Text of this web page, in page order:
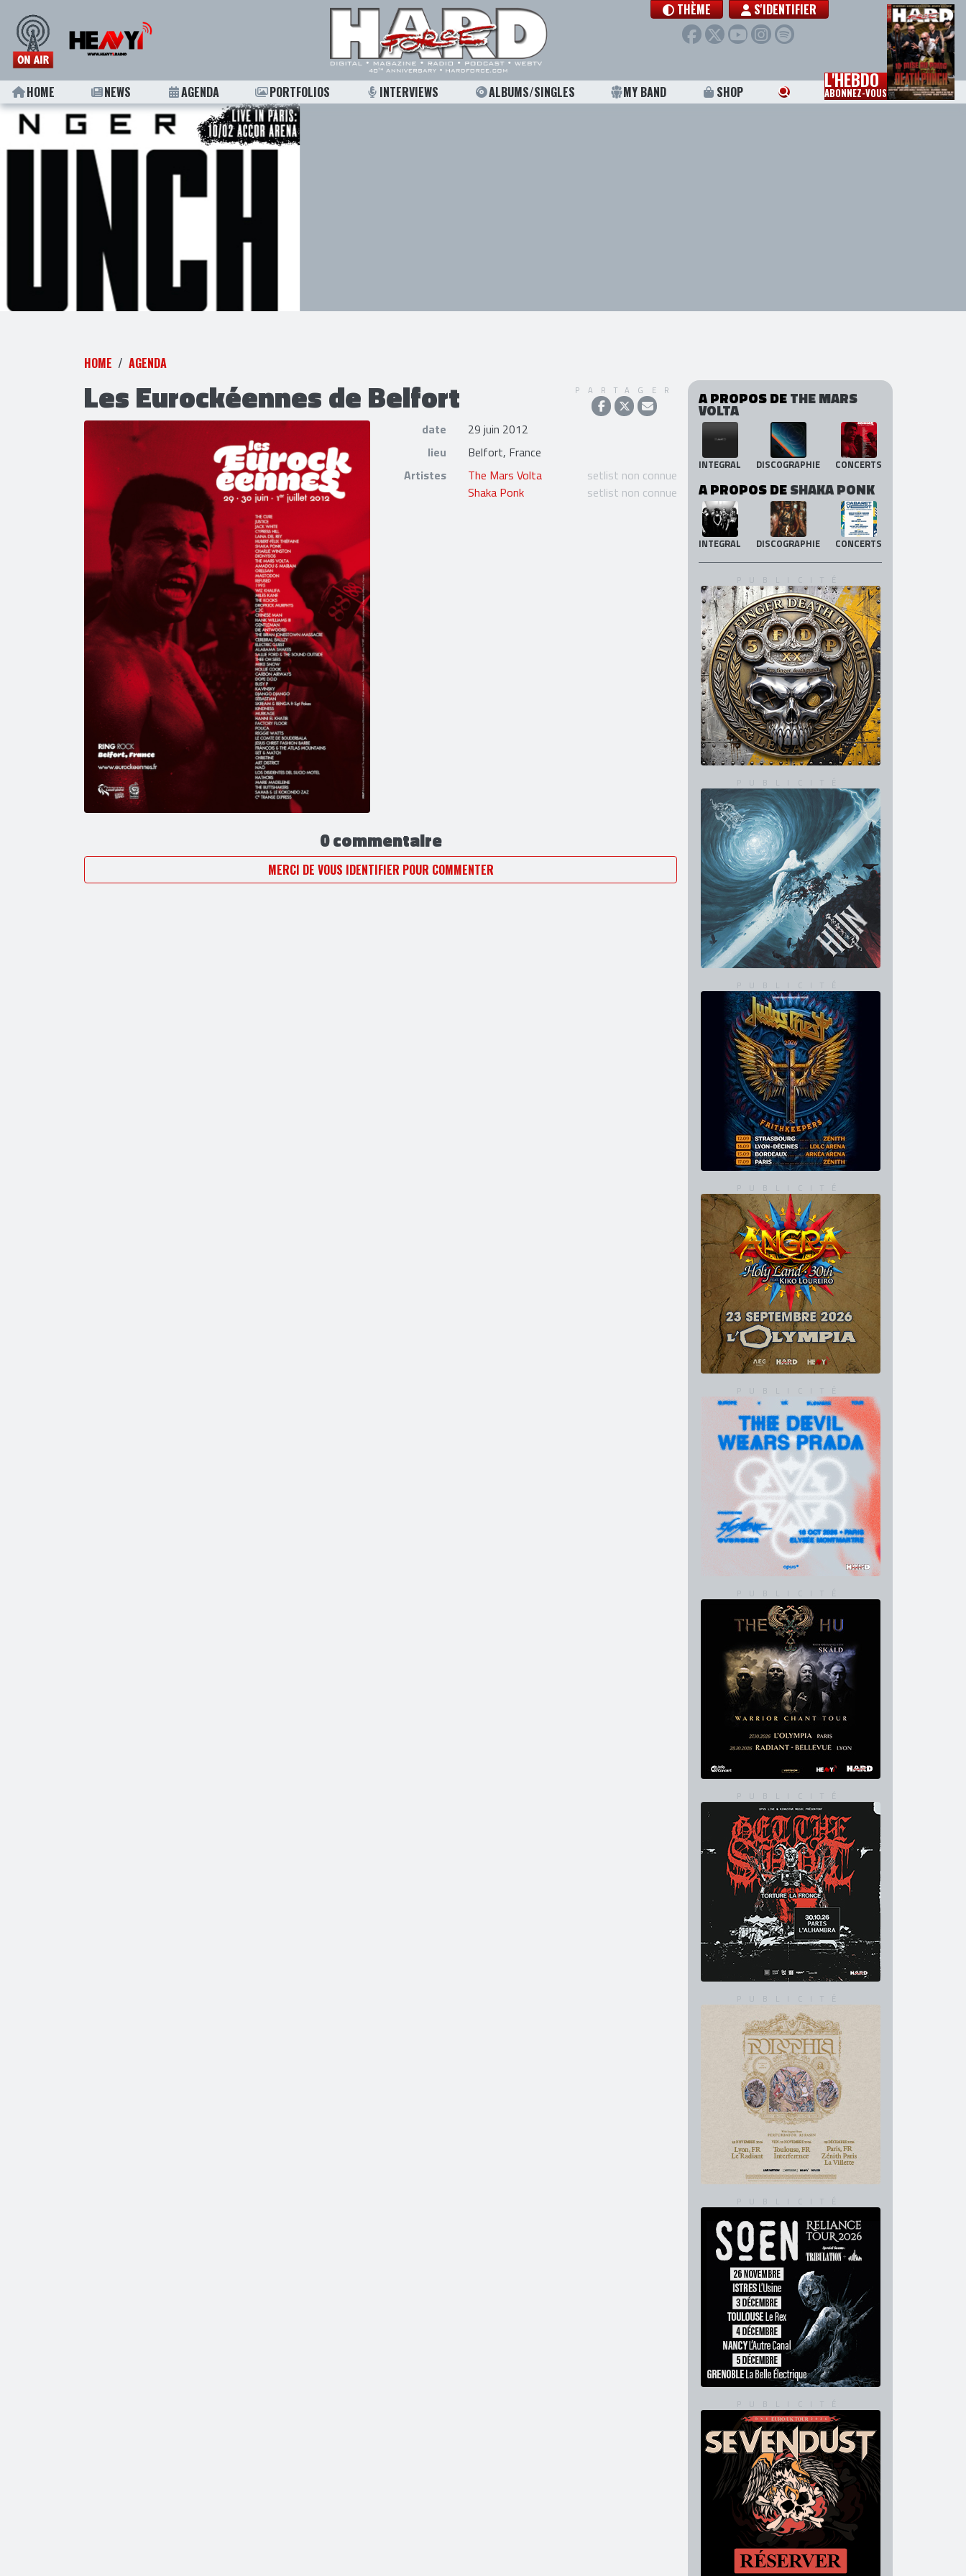
THÈME S'IDENTIFIER
HOME NEWS AGENDA PORTFOLIOS INTERVIEWS ALBUMS/SINGLES MY BAND SHOP L'HEBDO
ABONNEZ-VOUS
HOME AGENDA
Les Eurockéennes de Belfort PARTAGER
date
29 juin 2012
lieu
Belfort, France
Artistes
The Mars Volta
setlist non connue
Shaka Ponk
setlist non connue
0 commentaire
MERCI DE VOUS IDENTIFIER POUR COMMENTER
A PROPOS DETHE MARS
VOLTA
INTEGRAL DISCOGRAPHIE CONCERTS
A PROPOS DESHAKA PONK
INTEGRAL DISCOGRAPHIE CONCERTS